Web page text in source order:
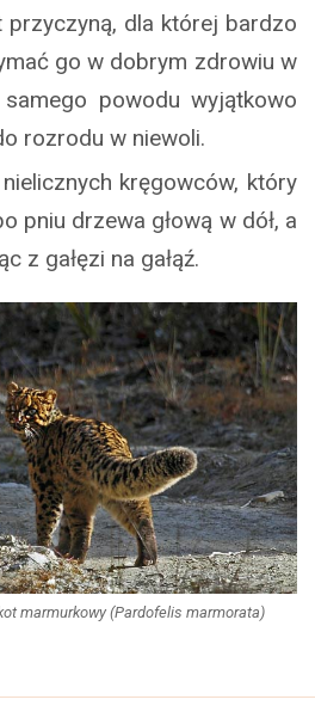
dla której bardzo
go w dobrym zdrowiu w
powodu wyjątkowo
rozrodu w niewoli.
kręgowców, który
pniu drzewa głową w dół, a
z gałęzi na gałąź.
marmurkowy (Pardofelis marmorata)